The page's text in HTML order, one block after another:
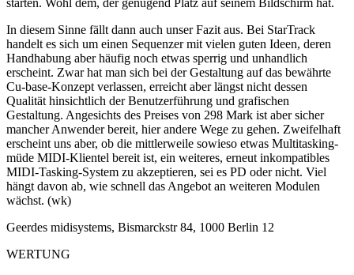
In diesem Sinne fällt dann auch unser Fazit aus. Bei StarTrack
handelt es sich um einen Sequenzer mit vielen guten Ideen, deren
Handhabung aber häufig noch etwas sperrig und unhandlich
erscheint. Zwar hat man sich bei der Gestaltung auf das bewährte
Cu-base-Konzept verlassen, erreicht aber längst nicht dessen
Qualität hinsichtlich der Benutzerführung und grafischen
Gestaltung. Angesichts des Preises von 298 Mark ist aber sicher
mancher Anwender bereit, hier andere Wege zu gehen. Zweifelhaft
erscheint uns aber, ob die mittlerweile sowieso etwas Multitasking-
müde MIDI-Klientel bereit ist, ein weiteres, erneut inkompatibles
MIDI-Tasking-System zu akzeptieren, sei es PD oder nicht. Viel
hängt davon ab, wie schnell das Angebot an weiteren Modulen
wächst. (wk)
Geerdes midisystems, Bismarckstr 84, 1000 Berlin 12
WERTUNG